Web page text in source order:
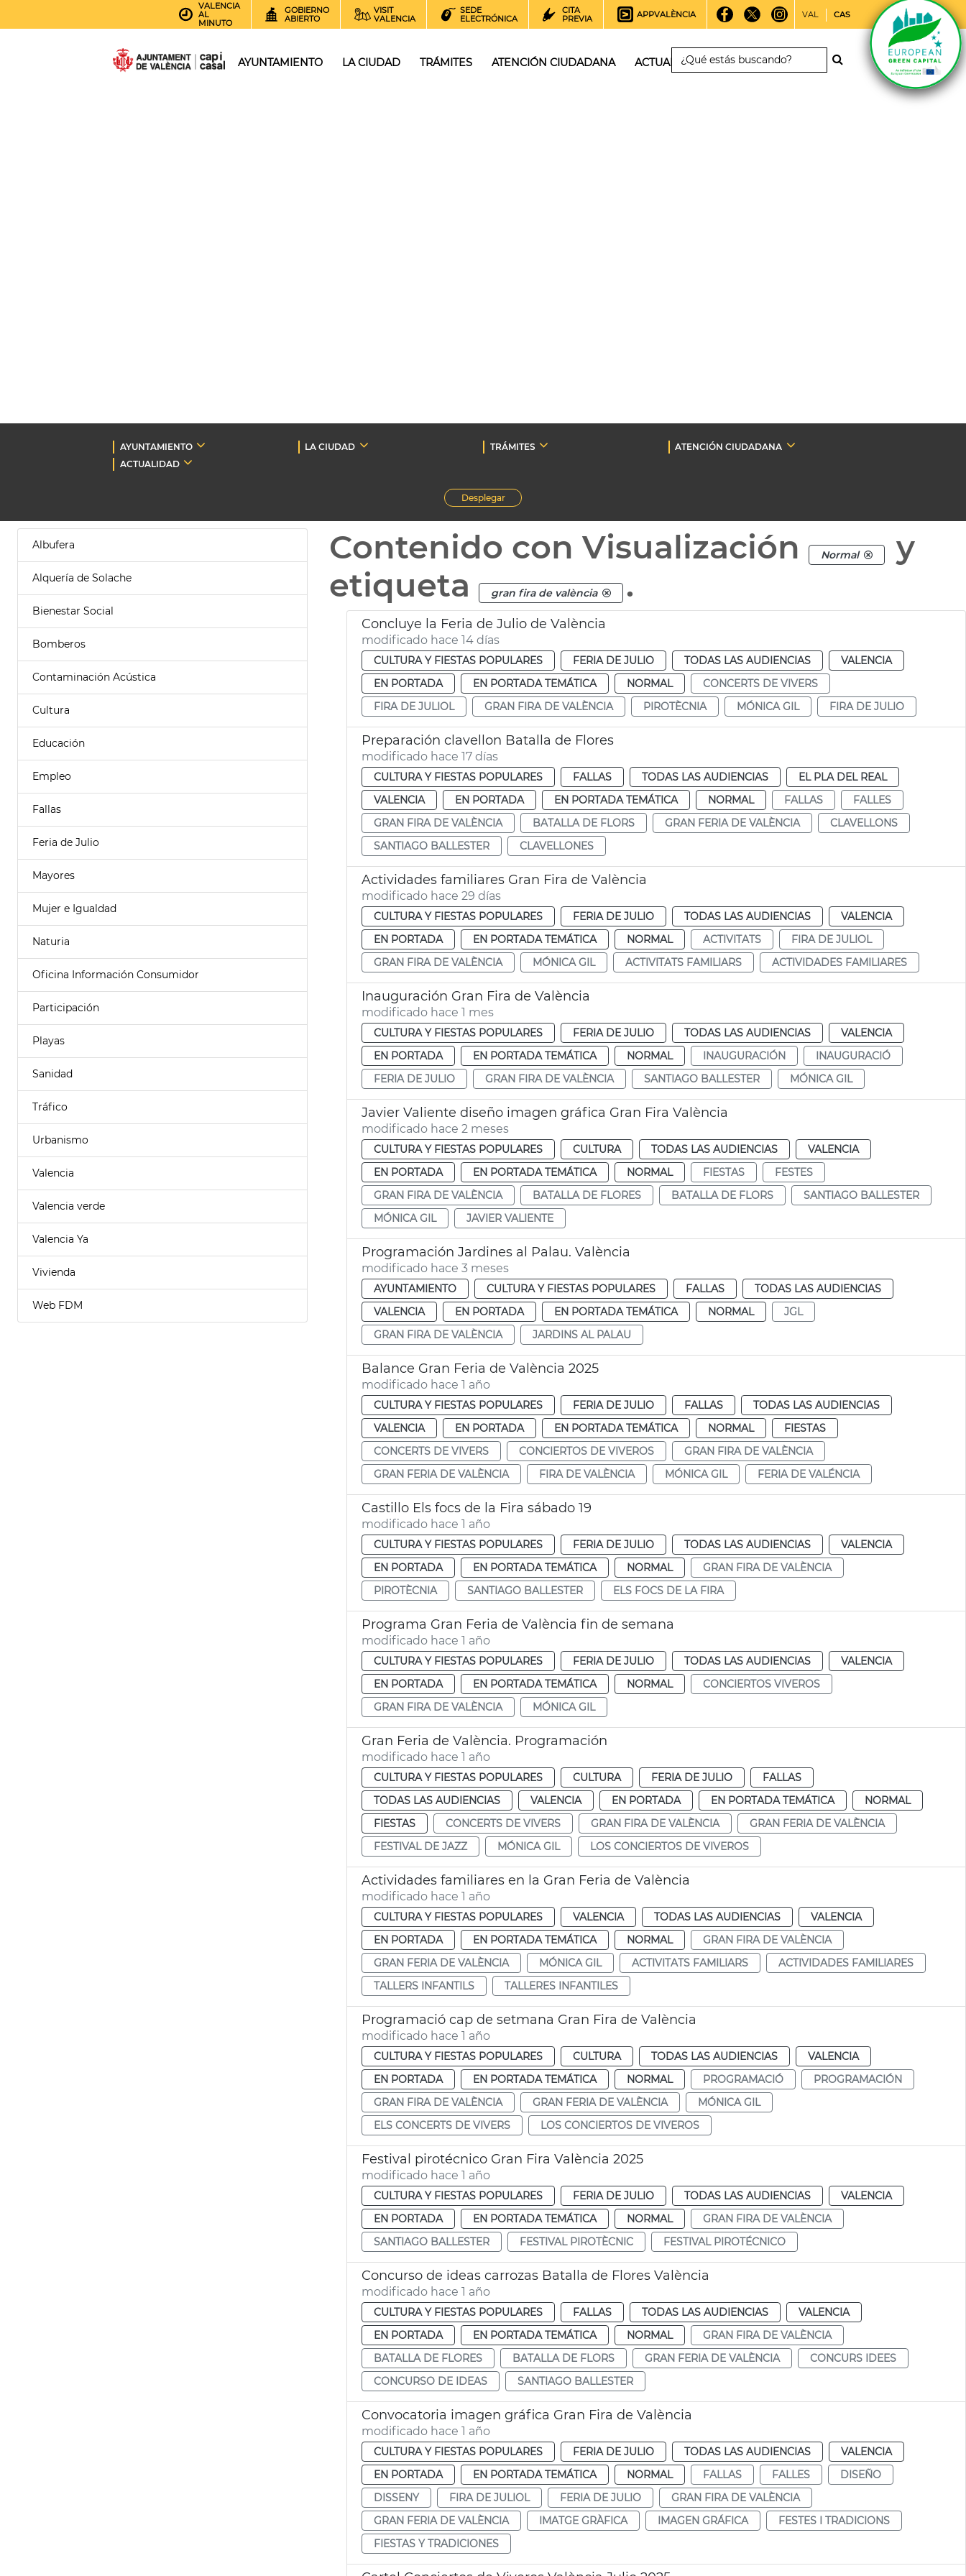
VALENCIA
AL
MINUTO
GOBIERNO
ABIERTO
VISIT
VALENCIA
SEDE
ELECTRÓNICA
CITA
PREVIA
APPVALÈNCIA VAL CAS
AYUNTAMIENTO LA CIUDAD TRÁMITES ATENCIÓN CIUDADANA ACTUALIDAD
AYUNTAMIENTO LA CIUDAD TRÁMITES
ATENCIÓN CIUDADANA
ACTUALIDAD
Desplegar
Albufera
Alquería de Solache
Bienestar Social
Bomberos
Contaminación Acústica
Cultura
Educación
Empleo
Fallas
Feria de Julio
Mayores
Mujer e Igualdad
Naturia
Oficina Información Consumidor
Participación
Playas
Sanidad
Tráfico
Urbanismo
Valencia
Valencia verde
Valencia Ya
Vivienda
Web FDM
Contenido con Visualización Normal
y
etiqueta
gran fira de valència .
Concluye la Feria de Julio de València
modificado hace 14 días
CULTURA Y FIESTAS POPULARES FERIA DE JULIO TODAS LAS AUDIENCIAS
VALENCIA
EN PORTADA
EN PORTADA TEMÁTICA NORMAL
CONCERTS DE VIVERS
FIRA DE JULIOL
GRAN FIRA DE VALÈNCIA PIROTÈCNIA MÓNICA GIL FIRA DE JULIO
Preparación clavellon Batalla de Flores
modificado hace 17 días
CULTURA Y FIESTAS POPULARES FALLAS TODAS LAS AUDIENCIAS
EL PLA DEL REAL
VALENCIA
EN PORTADA EN PORTADA TEMÁTICA NORMAL FALLAS
FALLES
GRAN FIRA DE VALÈNCIA
BATALLA DE FLORS GRAN FERIA DE VALÈNCIA
CLAVELLONS
SANTIAGO BALLESTER
CLAVELLONES
Actividades familiares Gran Fira de València
modificado hace 29 días
CULTURA Y FIESTAS POPULARES FERIA DE JULIO TODAS LAS AUDIENCIAS
VALENCIA
EN PORTADA
EN PORTADA TEMÁTICA NORMAL ACTIVITATS
FIRA DE JULIOL
GRAN FIRA DE VALÈNCIA
MÓNICA GIL ACTIVITATS FAMILIARS ACTIVIDADES FAMILIARES
Inauguración Gran Fira de València
modificado hace 1 mes
CULTURA Y FIESTAS POPULARES FERIA DE JULIO TODAS LAS AUDIENCIAS
VALENCIA
EN PORTADA
EN PORTADA TEMÁTICA NORMAL INAUGURACIÓN
INAUGURACIÓ
FERIA DE JULIO
GRAN FIRA DE VALÈNCIA SANTIAGO BALLESTER MÓNICA GIL
Javier Valiente diseño imagen gráfica Gran Fira València
modificado hace 2 meses
CULTURA Y FIESTAS POPULARES CULTURA TODAS LAS AUDIENCIAS
VALENCIA
EN PORTADA
EN PORTADA TEMÁTICA NORMAL FIESTAS
FESTES
GRAN FIRA DE VALÈNCIA
BATALLA DE FLORES BATALLA DE FLORS
SANTIAGO BALLESTER
MÓNICA GIL
JAVIER VALIENTE
Programación Jardines al Palau. València
modificado hace 3 meses
AYUNTAMIENTO CULTURA Y FIESTAS POPULARES FALLAS
TODAS LAS AUDIENCIAS
VALENCIA
EN PORTADA EN PORTADA TEMÁTICA NORMAL
JGL
GRAN FIRA DE VALÈNCIA
JARDINS AL PALAU
Balance Gran Feria de València 2025
modificado hace 1 año
CULTURA Y FIESTAS POPULARES FERIA DE JULIO FALLAS
TODAS LAS AUDIENCIAS
VALENCIA
EN PORTADA EN PORTADA TEMÁTICA NORMAL
FIESTAS
CONCERTS DE VIVERS
CONCIERTOS DE VIVEROS
GRAN FIRA DE VALÈNCIA
GRAN FERIA DE VALÈNCIA
FIRA DE VALÈNCIA MÓNICA GIL FERIA DE VALÉNCIA
Castillo Els focs de la Fira sábado 19
modificado hace 1 año
CULTURA Y FIESTAS POPULARES FERIA DE JULIO TODAS LAS AUDIENCIAS
VALENCIA
EN PORTADA
EN PORTADA TEMÁTICA NORMAL
GRAN FIRA DE VALÈNCIA
PIROTÈCNIA
SANTIAGO BALLESTER ELS FOCS DE LA FIRA
Programa Gran Feria de València fin de semana
modificado hace 1 año
CULTURA Y FIESTAS POPULARES FERIA DE JULIO TODAS LAS AUDIENCIAS
VALENCIA
EN PORTADA
EN PORTADA TEMÁTICA NORMAL
CONCIERTOS VIVEROS
GRAN FIRA DE VALÈNCIA
MÓNICA GIL
Gran Feria de València. Programación
modificado hace 1 año
CULTURA Y FIESTAS POPULARES CULTURA FERIA DE JULIO
FALLAS
TODAS LAS AUDIENCIAS
VALENCIA EN PORTADA EN PORTADA TEMÁTICA
NORMAL
FIESTAS
CONCERTS DE VIVERS GRAN FIRA DE VALÈNCIA
GRAN FERIA DE VALÈNCIA
FESTIVAL DE JAZZ
MÓNICA GIL LOS CONCIERTOS DE VIVEROS
Actividades familiares en la Gran Feria de València
modificado hace 1 año
CULTURA Y FIESTAS POPULARES VALENCIA TODAS LAS AUDIENCIAS
VALENCIA
EN PORTADA
EN PORTADA TEMÁTICA NORMAL
GRAN FIRA DE VALÈNCIA
GRAN FERIA DE VALÈNCIA
MÓNICA GIL ACTIVITATS FAMILIARS
ACTIVIDADES FAMILIARES
TALLERS INFANTILS
TALLERES INFANTILES
Programació cap de setmana Gran Fira de València
modificado hace 1 año
CULTURA Y FIESTAS POPULARES CULTURA TODAS LAS AUDIENCIAS
VALENCIA
EN PORTADA
EN PORTADA TEMÁTICA NORMAL PROGRAMACIÓ
PROGRAMACIÓN
GRAN FIRA DE VALÈNCIA
GRAN FERIA DE VALÈNCIA
MÓNICA GIL
ELS CONCERTS DE VIVERS
LOS CONCIERTOS DE VIVEROS
Festival pirotécnico Gran Fira València 2025
modificado hace 1 año
CULTURA Y FIESTAS POPULARES FERIA DE JULIO TODAS LAS AUDIENCIAS
VALENCIA
EN PORTADA
EN PORTADA TEMÁTICA NORMAL
GRAN FIRA DE VALÈNCIA
SANTIAGO BALLESTER
FESTIVAL PIROTÈCNIC FESTIVAL PIROTÉCNICO
Concurso de ideas carrozas Batalla de Flores València
modificado hace 1 año
CULTURA Y FIESTAS POPULARES FALLAS TODAS LAS AUDIENCIAS
VALENCIA
EN PORTADA
EN PORTADA TEMÁTICA NORMAL
GRAN FIRA DE VALÈNCIA
BATALLA DE FLORES
BATALLA DE FLORS GRAN FERIA DE VALÈNCIA
CONCURS IDEES
CONCURSO DE IDEAS
SANTIAGO BALLESTER
Convocatoria imagen gráfica Gran Fira de València
modificado hace 1 año
CULTURA Y FIESTAS POPULARES FERIA DE JULIO TODAS LAS AUDIENCIAS
VALENCIA
EN PORTADA
EN PORTADA TEMÁTICA NORMAL FALLAS FALLES
DISEÑO
DISSENY
FIRA DE JULIOL FERIA DE JULIO
GRAN FIRA DE VALÈNCIA
GRAN FERIA DE VALÈNCIA
IMATGE GRÀFICA IMAGEN GRÁFICA
FESTES I TRADICIONS
FIESTAS Y TRADICIONES